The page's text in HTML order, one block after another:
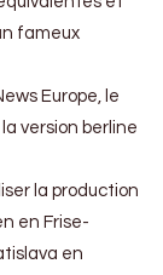
fameux
Europe, le
version berline
la production
en Frise-
en